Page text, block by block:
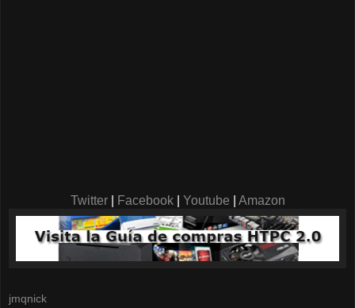
Twitter| Facebook Youtube Amazon
jmqnick